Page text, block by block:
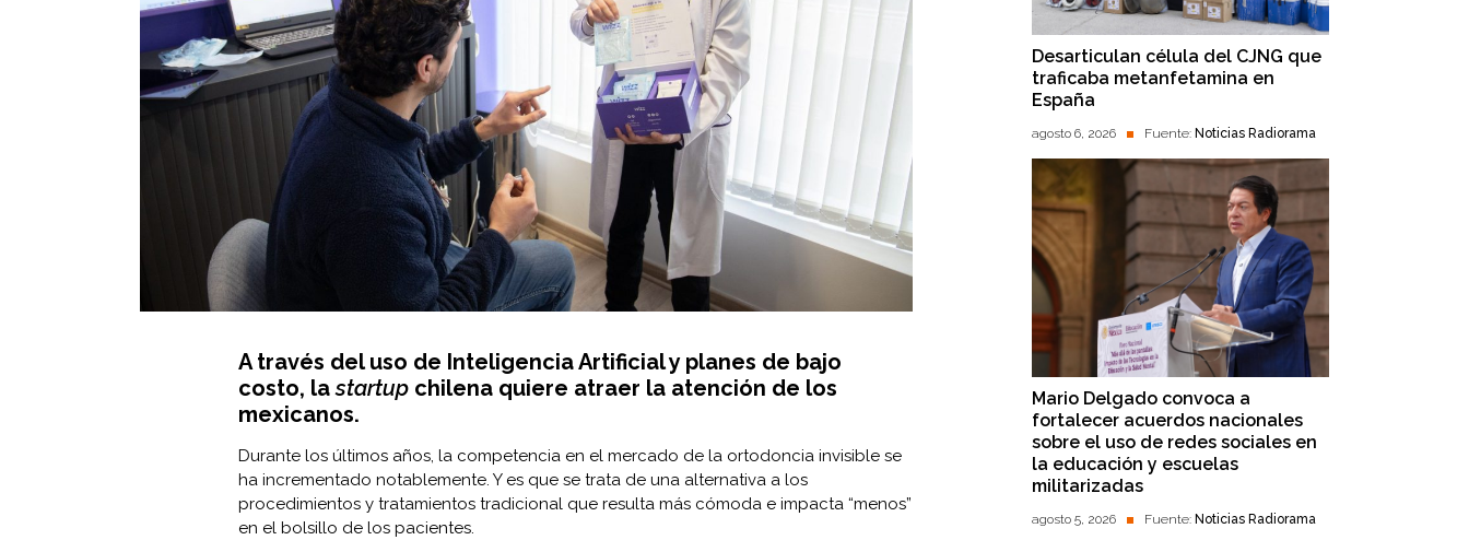
A través del uso de Inteligencia Artificial y planes de bajo
costo, lastartup chilena quiere atraer la atención de los
mexicanos.
Durante los últimos años, la competencia en el mercado de la ortodoncia invisible se
ha incrementado notablemente. Y es que se trata de una alternativa a los
procedimientos y tratamientos tradicional que resulta más cómoda e impacta “menos”
en el bolsillo de los pacientes.
Desarticulan célula del CJNG que
traficaba metanfetamina en
España
agosto 6, 2026 Fuente: Noticias Radiorama
Mario Delgado convoca a
fortalecer acuerdos nacionales
sobre el uso de redes sociales en
la educación y escuelas
militarizadas
agosto 5, 2026 Fuente: Noticias Radiorama